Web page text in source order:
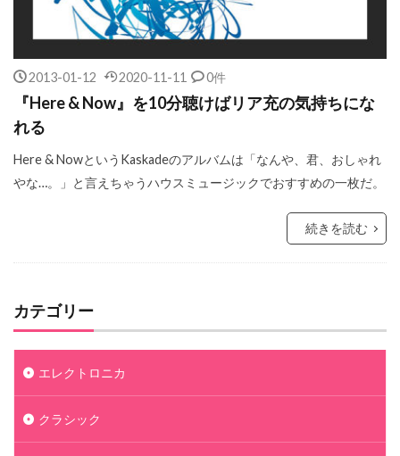
2013-01-12 2020-11-11 0件
『Here & Now』を10分聴けばリア充の気持ちにな
れる
Here & NowというKaskadeのアルバムは「なんや、君、おしゃれ
やな…。」と言えちゃうハウスミュージックでおすすめの一枚だ。
続きを読む
カテゴリー
エレクトロニカ
クラシック